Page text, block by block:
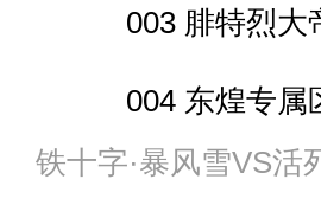
007 明确目标
008 国运至宝
003 腓特烈大
004 东煌专属
005 痛并快乐
铁十字·暴风雪VS活